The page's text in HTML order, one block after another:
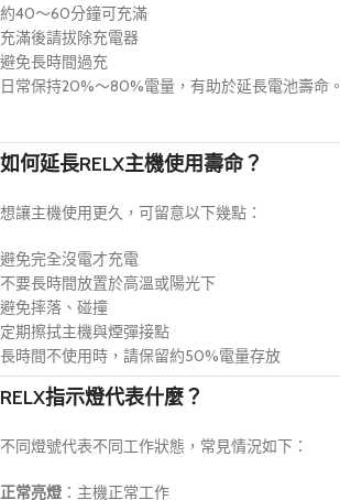
約40～60分鐘可充滿
充滿後請拔除充電器
避免長時間過充
日常保持20%～80%電量，有助於延長電池壽命。
如何延長RELX主機使用壽命？
想讓主機使用更久，可留意以下幾點：
避免完全沒電才充電
不要長時間放置於高溫或陽光下
避免摔落、碰撞
定期擦拭主機與煙彈接點
長時間不使用時，請保留約50%電量存放
RELX指示燈代表什麼？
不同燈號代表不同工作狀態，常見情況如下：
正常亮燈 ：主機正常工作